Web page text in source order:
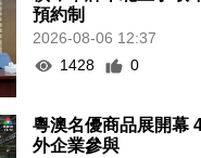
預約制
2026-08-06 12:37
1428
0
粵澳名優商品展開幕
外企業參與